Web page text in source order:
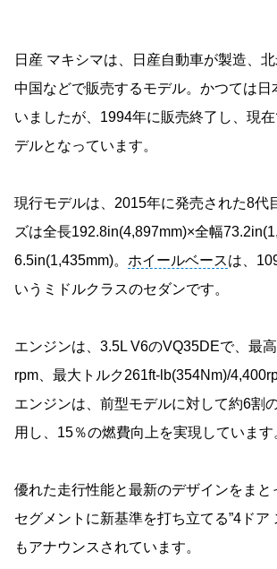
日産 マキシマは、日産自動車が製造、北
中国などで販売するモデル。かつては日
いましたが、1994年に販売終了し、現
デルとなっています。
現行モデルは、2015年に発売された8代
ズは全長192.8in(4,897mm)×全幅
6.5in(1,435mm)。 ホイールベースは、
いうミドルクラスのセダンです。
エンジンは、3.5L V6のVQ35DEで、最
rpm、最大トルク261ft-lb(354Nm)/
エンジンは、前型モデルに対して約6割
用し、15％の燃費向上を実現しています
優れた走行性能と最新のデザインをまと
セグメントに新基準を打ち立てる”4ドア
もアナウンスされています。